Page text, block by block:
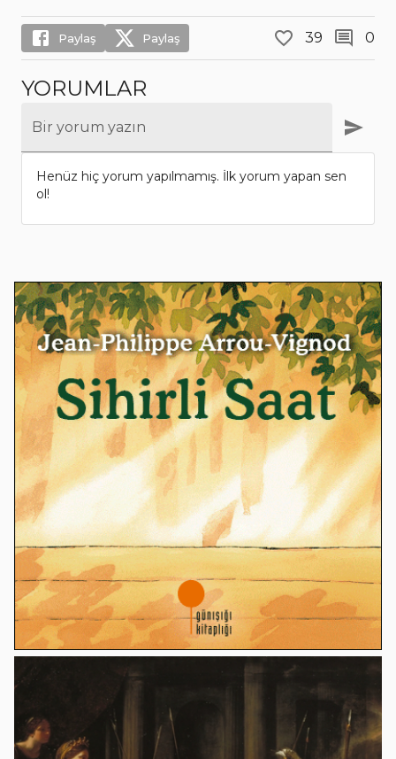
Paylaş Paylaş 39 0
YORUMLAR
Bir yorum yazın
Henüz hiç yorum yapılmamış. İlk yorum yapan sen
ol!